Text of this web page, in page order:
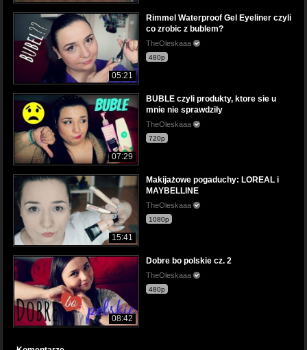
05:21
Rimmel Waterproof Gel Eyeliner czyli
co zrobic z bublem?
TheOleskaaa
480p
07:29
BUBLE czyli produkty, ktore sie u
mnie nie sprawdziły
TheOleskaaa
720p
15:41
Makijażowe pogaduchy: LOREAL i
MAYBELLINE
TheOleskaaa
1080p
08:42
Dobre bo polskie cz. 2
TheOleskaaa
480p